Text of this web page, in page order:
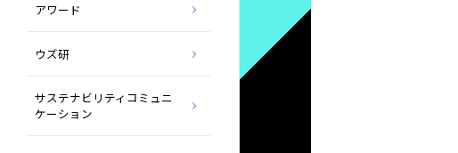
アワード
ウズ研
サステナビリティコミュニ
ケーション